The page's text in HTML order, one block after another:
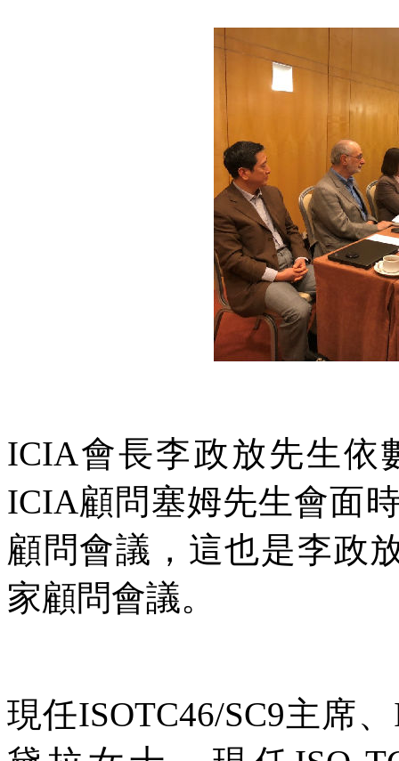
ICIA會長李政放先生依
ICIA顧問塞姆先生會面
顧問會議，這也是李政
家顧問會議。
現任ISOTC46/SC9主席